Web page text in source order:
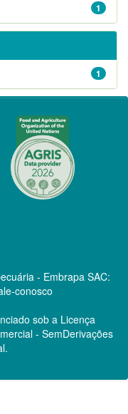
1
1
- Embrapa SAC:
conosco
sob a Licença
- SemDerivações